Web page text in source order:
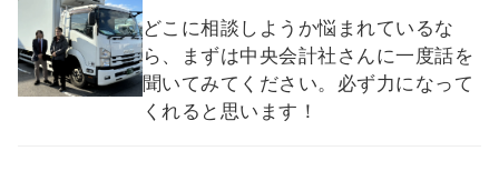
どこに相談しようか悩まれているな
ら、まずは中央会計社さんに一度話を
聞いてみてください。必ず力になって
くれると思います！